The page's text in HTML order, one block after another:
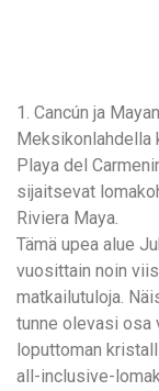
1. Cancún ja
Meksikonlahdella
Playa del
sijaitsevat
Riviera Maya.
Tämä upea alue
vuosittain noin
matkailutuloja.
tunne olevasi osa
loputtoman
all-inclusive-